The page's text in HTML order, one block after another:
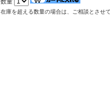
数量
在庫を超える数量の場合は、ご相談とさせ